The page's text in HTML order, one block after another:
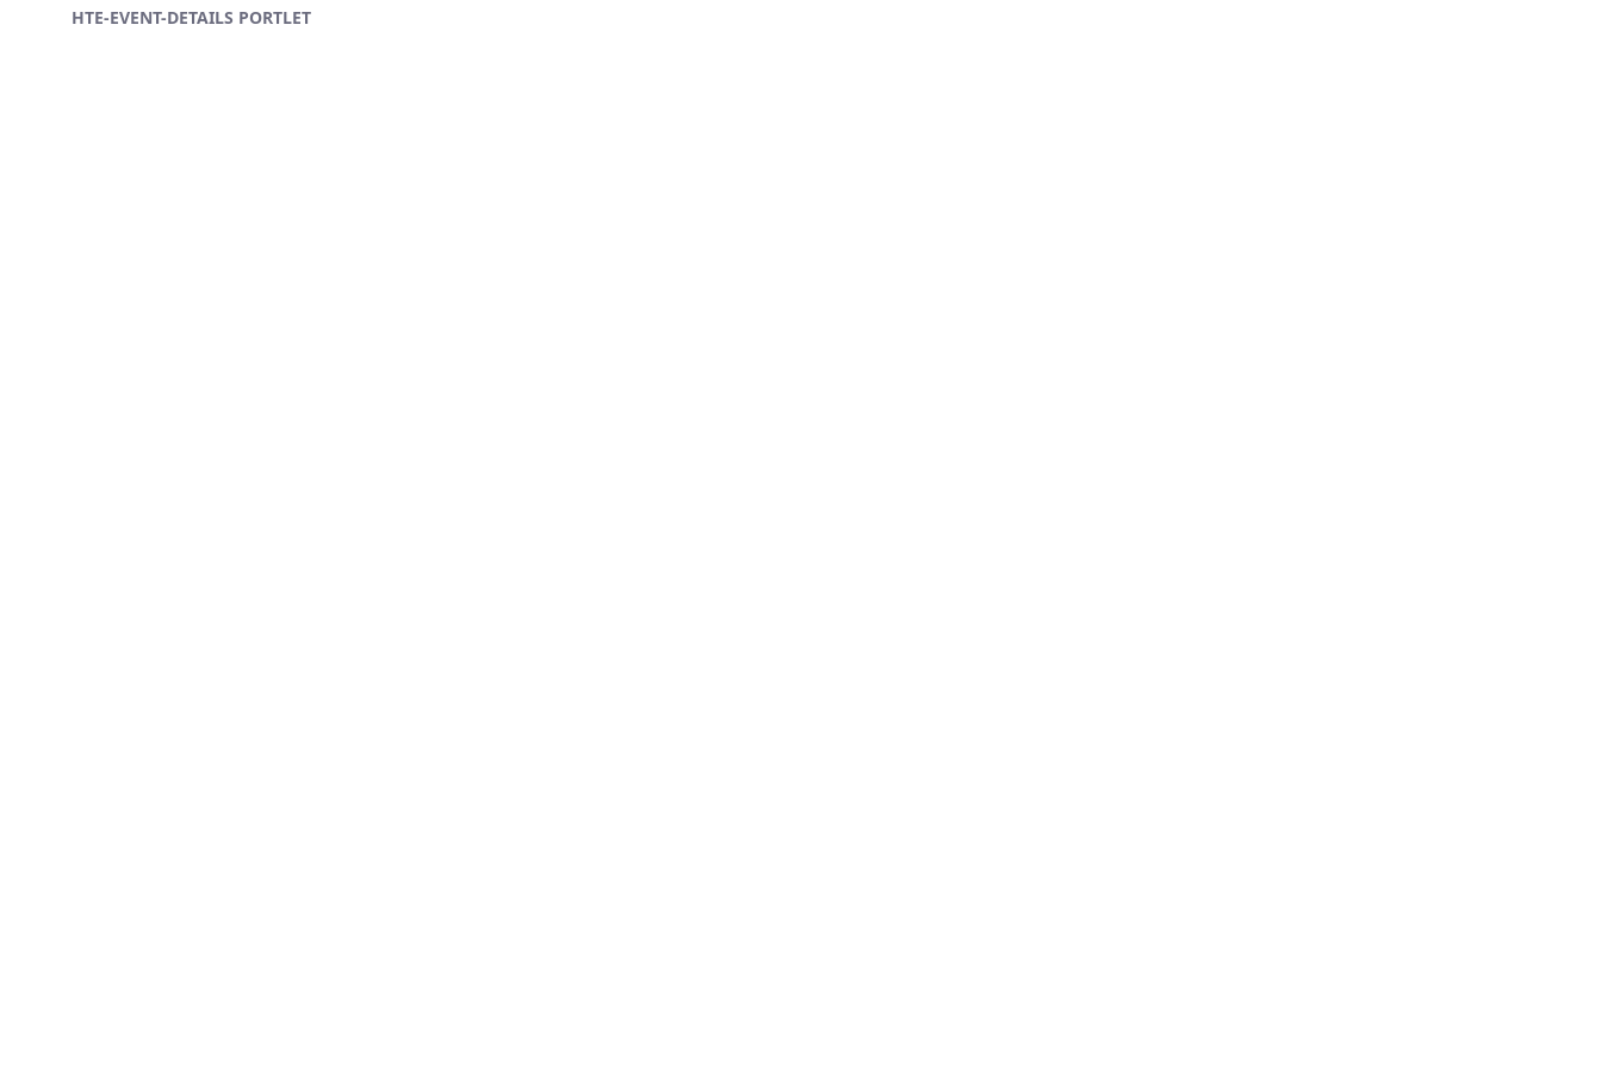
Ugrás a fő tartalomhoz
HTE-EVENT-DETAILS PORTLET